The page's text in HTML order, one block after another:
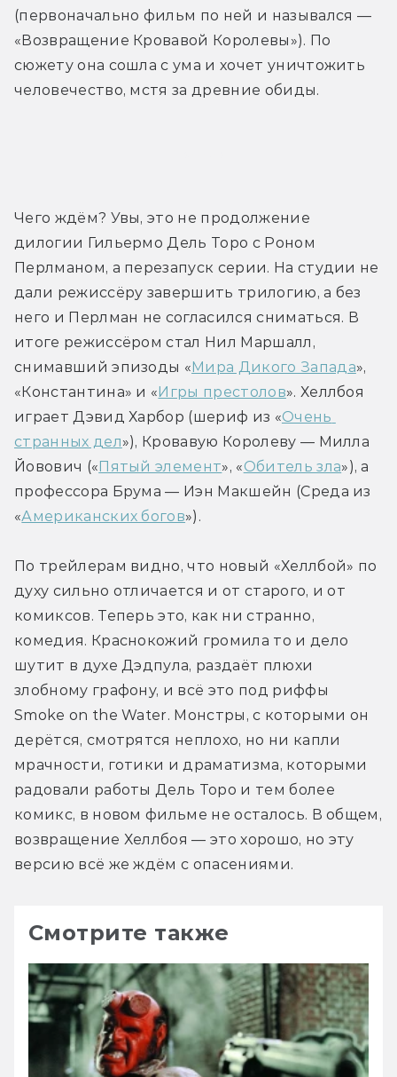
(первоначально фильм по ней и назывался —
«Возвращение Кровавой Королевы»). По
сюжету она сошла с ума и хочет уничтожить
человечество, мстя за древние обиды.
Чего ждём? Увы, это не продолжение
дилогии Гильермо Дель Торо с Роном
Перлманом, а перезапуск серии. На студии не
дали режиссёру завершить трилогию, а без
него и Перлман не согласился сниматься. В
итоге режиссёром стал Нил Маршалл,
снимавший эпизоды «Мира Дикого Запада»,
«Константина» и «Игры престолов». Хеллбоя
играет Дэвид Харбор (шериф из «Очень
странных дел»), Кровавую Королеву — Милла
Йовович («Пятый элемент», «Обитель зла»), а
профессора Брума — Иэн Макшейн (Среда из
«Американских богов»).
По трейлерам видно, что новый «Хеллбой» по
духу сильно отличается и от старого, и от
комиксов. Теперь это, как ни странно,
комедия. Краснокожий громила то и дело
шутит в духе Дэдпула, раздаёт плюхи
злобному графону, и всё это под риффы
Smoke on the Water. Монстры, с которыми он
дерётся, смотрятся неплохо, но ни капли
мрачности, готики и драматизма, которыми
радовали работы Дель Торо и тем более
комикс, в новом фильме не осталось. В общем,
возвращение Хеллбоя — это хорошо, но эту
версию всё же ждём с опасениями.
Смотрите также